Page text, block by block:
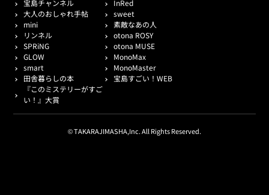
宝島チャンネル
InRed
大人のおしゃれ手帖
sweet
mini
素敵なあの人
リンネル
otona ROSY
SPRiNG
otona MUSE
GLOW
MonoMax
smart
MonoMaster
田舎暮らしの本
宝島すごい！WEB
『このミステリーがすご
い！』大賞
© TAKARAJIMASHA,Inc. All Rights Reserved.